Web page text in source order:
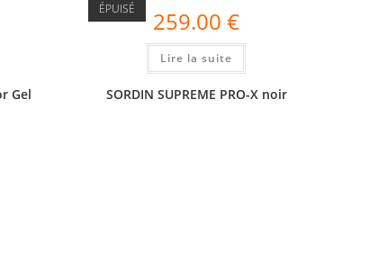
Gel
ÉPUISÉ 259.00 €
Lire la suite
SORDIN SUPREME PRO-X noir